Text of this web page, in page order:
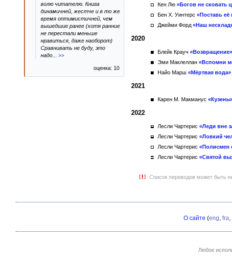
Кен Лю «Богов не сковать
Бен Х. Уинтерс «Поставь
Джейми Форд «Наш
2020
Блейк Крауч «Возвращение»
Эми Маклеллан «Вспомни
Найо Марш «Мёртвая вода»
2021
Карен М. Макманус
2022
Лесли Чартерис «Леди вне
Лесли Чартерис «Ловкий
Лесли Чартерис «Полисмен
Лесли Чартерис «Святой
Список переводов может быть
волю читателю. Книга
динамичней, жестче и в то же
время оптимистичней, чем
вышедшие ранее (хотя ранние
не перестали меньше
нравиться, даже наоборот)
Сравнивать не буду, это
надо
>>
оценка: 10
О сайте (eng, fra,
Любое